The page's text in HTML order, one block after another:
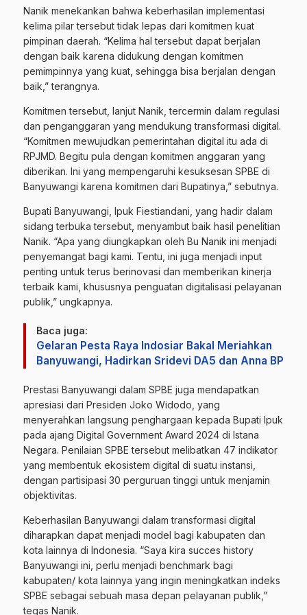
Nanik menekankan bahwa keberhasilan implementasi
kelima pilar tersebut tidak lepas dari komitmen kuat
pimpinan daerah. “Kelima hal tersebut dapat berjalan
dengan baik karena didukung dengan komitmen
pemimpinnya yang kuat, sehingga bisa berjalan dengan
baik,” terangnya.
Komitmen tersebut, lanjut Nanik, tercermin dalam regulasi
dan penganggaran yang mendukung transformasi digital.
“Komitmen mewujudkan pemerintahan digital itu ada di
RPJMD. Begitu pula dengan komitmen anggaran yang
diberikan. Ini yang mempengaruhi kesuksesan SPBE di
Banyuwangi karena komitmen dari Bupatinya,” sebutnya.
Bupati Banyuwangi, Ipuk Fiestiandani, yang hadir dalam
sidang terbuka tersebut, menyambut baik hasil penelitian
Nanik. “Apa yang diungkapkan oleh Bu Nanik ini menjadi
penyemangat bagi kami. Tentu, ini juga menjadi input
penting untuk terus berinovasi dan memberikan kinerja
terbaik kami, khususnya penguatan digitalisasi pelayanan
publik,” ungkapnya.
Baca juga:
Gelaran Pesta Raya Indosiar Bakal Meriahkan
Banyuwangi, Hadirkan Sridevi DA5 dan Anna BP
Prestasi Banyuwangi dalam SPBE juga mendapatkan
apresiasi dari Presiden Joko Widodo, yang
menyerahkan langsung penghargaan kepada Bupati Ipuk
pada ajang Digital Government Award 2024 di Istana
Negara. Penilaian SPBE tersebut melibatkan 47 indikator
yang membentuk ekosistem digital di suatu instansi,
dengan partisipasi 30 perguruan tinggi untuk menjamin
objektivitas.
Keberhasilan Banyuwangi dalam transformasi digital
diharapkan dapat menjadi model bagi kabupaten dan
kota lainnya di Indonesia. “Saya kira succes history
Banyuwangi ini, perlu menjadi benchmark bagi
kabupaten/ kota lainnya yang ingin meningkatkan indeks
SPBE sebagai sebuah masa depan pelayanan publik,”
tegas Nanik.